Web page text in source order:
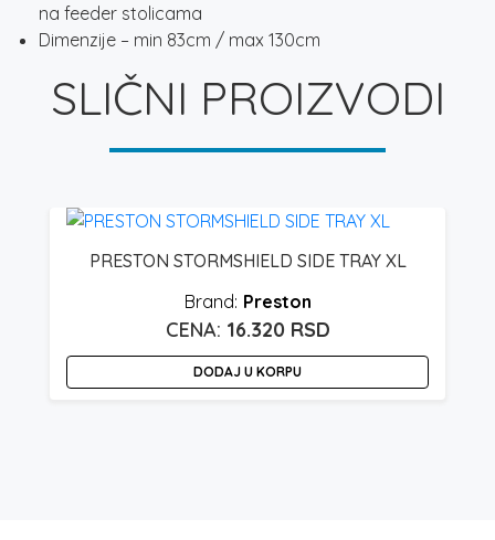
na feeder stolicama
Dimenzije – min 83cm / max 130cm
SLIČNI PROIZVODI
PRESTON STORMSHIELD SIDE TRAY XL
Preston
16.320 RSD
DODAJ U KORPU